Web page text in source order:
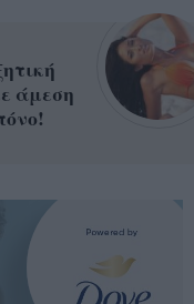
άμεση